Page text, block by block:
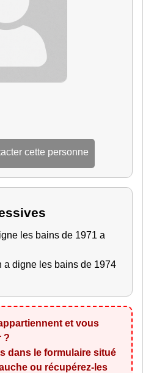
cette personne
les bains de 1971 a
a digne les bains de 1974
et vous
?
dans le formulaire situé
ou récupérez-les